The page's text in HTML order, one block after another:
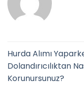
Hurda Alımı
Dolandırıcılıktan
Korunursunuz?